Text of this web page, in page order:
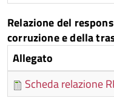
Relazione del
corruzione e della
Allegato
Scheda relazione